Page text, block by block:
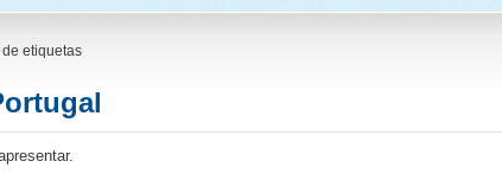
de etiquetas